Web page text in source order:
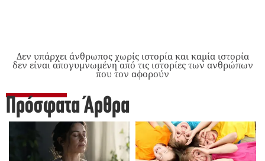
Δεν υπάρχει άνθρωπος χωρίς ιστορία και καμία ιστορία
δεν είναι απογυμνωμένη από τις ιστορίες των ανθρώπων
που τον αφορούν
Πρόσφατα Άρθρα